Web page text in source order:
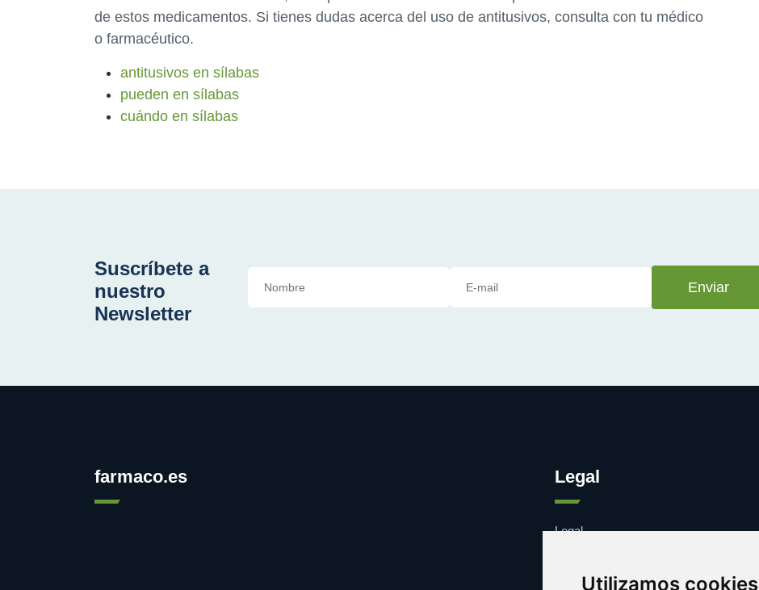
Utilizamos cookies
de estos medicamentos. Si tienes dudas acerca del uso de antitusivos, consulta con tu médico
o farmacéutico.
antitusivos en sílabas
pueden en sílabas
cuándo en sílabas
Suscríbete a
nuestro
Newsletter
Enviar
farmaco.es Legal
Legal
Contacto